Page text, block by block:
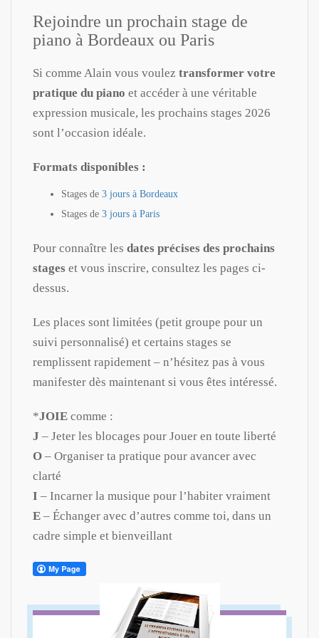
Rejoindre un prochain stage de
piano à Bordeaux ou Paris
Si comme Alain vous voulez transformer votre
pratique du piano et accéder à une véritable
expression musicale, les prochains stages 2026
sont l’occasion idéale.
Formats disponibles :
Stages de 3 jours à Bordeaux
Stages de 3 jours à Paris
Pour connaître les dates précises des prochains
stages et vous inscrire, consultez les pages ci-
dessus.
Les places sont limitées (petit groupe pour un
suivi personnalisé) et certains stages se
remplissent rapidement – n’hésitez pas à vous
manifester dès maintenant si vous êtes intéressé.
*JOIE comme :
J – Jeter les blocages pour Jouer en toute liberté
O – Organiser ta pratique pour avancer avec
clarté
I – Incarner la musique pour l’habiter vraiment
E – Échanger avec d’autres comme toi, dans un
cadre simple et bienveillant